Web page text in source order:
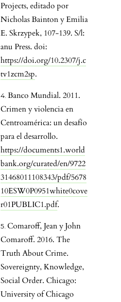
Projects, editado por
Nicholas Bainton y Emilia
E. Skrzypek, 107-139. S/l:
anu Press. doi:
https://doi.org/10.2307/j.c
tv1zcm2sp.
Banco Mundial. 2011.
Crimen y violencia en
Centroamérica: un desafío
para el desarrollo.
https://documents1.world
bank.org/curated/en/9722
31468011108343/pdf/5678
10ESW0P0951white0cove
r01PUBLIC1.pdf.
Comaroff, Jean y John
Comaroff. 2016. The
Truth About Crime.
Sovereignty, Knowledge,
Social Order. Chicago:
University of Chicago